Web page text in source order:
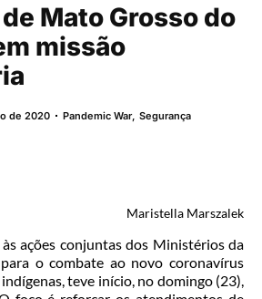
Mato Grosso do
missão
de 2020 Pandemic War,Segurança
Maristella Marszalek
ações conjuntas dos Ministérios da
o combate ao novo coronavírus
teve início, no domingo (23),